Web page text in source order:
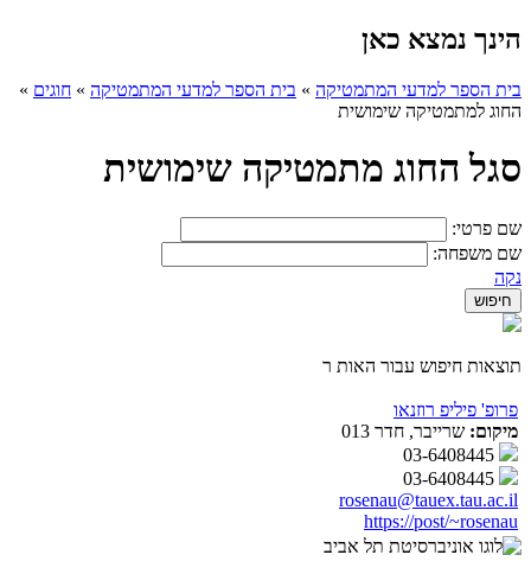
הינך נמצא כאן
בית הספר למדעי המתמטיקה » בית הספר למדעי המתמטיקה » חוגים »
החוג למתמטיקה שימושית
סגל החוג מתמטיקה שימושית
שם פרטי:
שם משפחה:
נקה
תוצאות חיפוש עבור האות ר
פרופ' פיליפ רוזנאו
מיקום: שרייבר, חדר 013
rosenau@tauex.tau.ac.il
https://post/~rosenau